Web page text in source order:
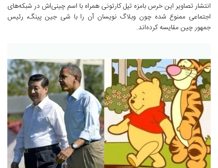
انتشار تصاویر این خرس بامزه تپل کارتونی همراه با اسم چینی‌اش در شبکه‌های
اجتماعی ممنوع شده چون وبلاگ نویسان آن را با شی جین‌ پینگ، رئیس
جمهور چین مقایسه کرده‌اند.